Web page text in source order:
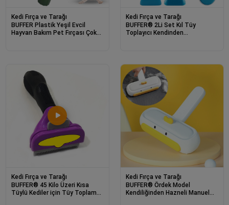
Kedi Fırça ve Tarağı
BUFFER Plastik Yeşil Evcil
Hayvan Bakım Pet Fırçası Çok
Kedi Fırça ve Tarağı
BUFFER® 2Li Set Kıl Tüy
Toplayıcı Kendinden
Kedi Fırça ve Tarağı
BUFFER® 45 Kilo Üzeri Kısa
Tüylü Kediler için Tüy Toplama
Kedi Fırça ve Tarağı
BUFFER® Ördek Model
Kendiliğinden Hazneli Manuel